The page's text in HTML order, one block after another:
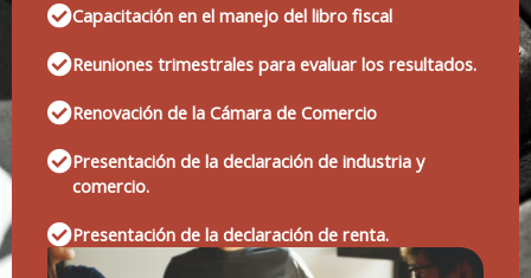
Capacitación en el manejo del libro fiscal
Reuniones trimestrales para evaluar los resultados.
Renovación de la Cámara de Comercio
Presentación de la declaración de industria y
comercio.
Presentación de la declaración de renta.